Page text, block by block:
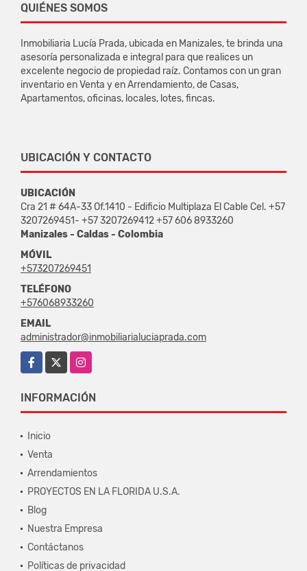
QUIÉNES SOMOS
Inmobiliaria Lucía Prada, ubicada en Manizales, te brinda una
asesoría personalizada e integral para que realices un
excelente negocio de propiedad raíz. Contamos con un gran
inventario en Venta y en Arrendamiento, de Casas,
Apartamentos, oficinas, locales, lotes, fincas.
UBICACIÓN Y CONTACTO
UBICACIÓN
Cra 21 # 64A-33 Of.1410 - Edificio Multiplaza El Cable Cel. +57
3207269451- +57 3207269412 +57 606 8933260
Manizales - Caldas - Colombia
MÓVIL
+573207269451
TELÉFONO
+576068933260
EMAIL
administrador@inmobiliarialuciaprada.com
Facebook
Instagram
INFORMACIÓN
Inicio
Venta
Arrendamientos
PROYECTOS EN LA FLORIDA U.S.A.
Blog
Nuestra Empresa
Contáctanos
Políticas de privacidad